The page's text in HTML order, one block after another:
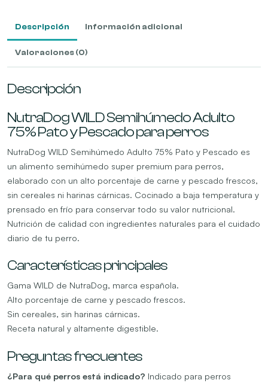
Descripción Información adicional
Valoraciones (0)
Descripción
NutraDog WILD Semihúmedo Adulto
75% Pato y Pescado para perros
NutraDog WILD Semihúmedo Adulto 75% Pato y Pescado es
un alimento semihúmedo super premium para perros,
elaborado con un alto porcentaje de carne y pescado frescos,
sin cereales ni harinas cárnicas. Cocinado a baja temperatura y
prensado en frío para conservar todo su valor nutricional.
Nutrición de calidad con ingredientes naturales para el cuidado
diario de tu perro.
Características principales
Gama WILD de NutraDog, marca española.
Alto porcentaje de carne y pescado frescos.
Sin cereales, sin harinas cárnicas.
Receta natural y altamente digestible.
Preguntas frecuentes
¿Para qué perros está indicado? Indicado para perros